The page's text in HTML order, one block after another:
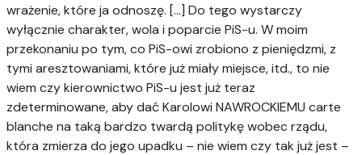
wrażenie, które ja odnoszę. […] Do tego wystarczy
wyłącznie charakter, wola i poparcie PiS-u. W moim
przekonaniu po tym, co PiS-owi zrobiono z pieniędzmi, z
tymi aresztowaniami, które już miały miejsce, itd., to nie
wiem czy kierownictwo PiS-u jest już teraz
zdeterminowane, aby dać Karolowi NAWROCKIEMU carte
blanche na taką bardzo twardą politykę wobec rządu,
która zmierza do jego upadku – nie wiem czy tak już jest –